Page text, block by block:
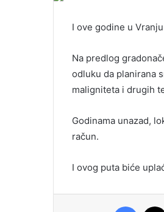
I ove godine u
Na predlog
odluku da planirana
maligniteta i drugih
Godinama unazad,
račun.
I ovog puta biće